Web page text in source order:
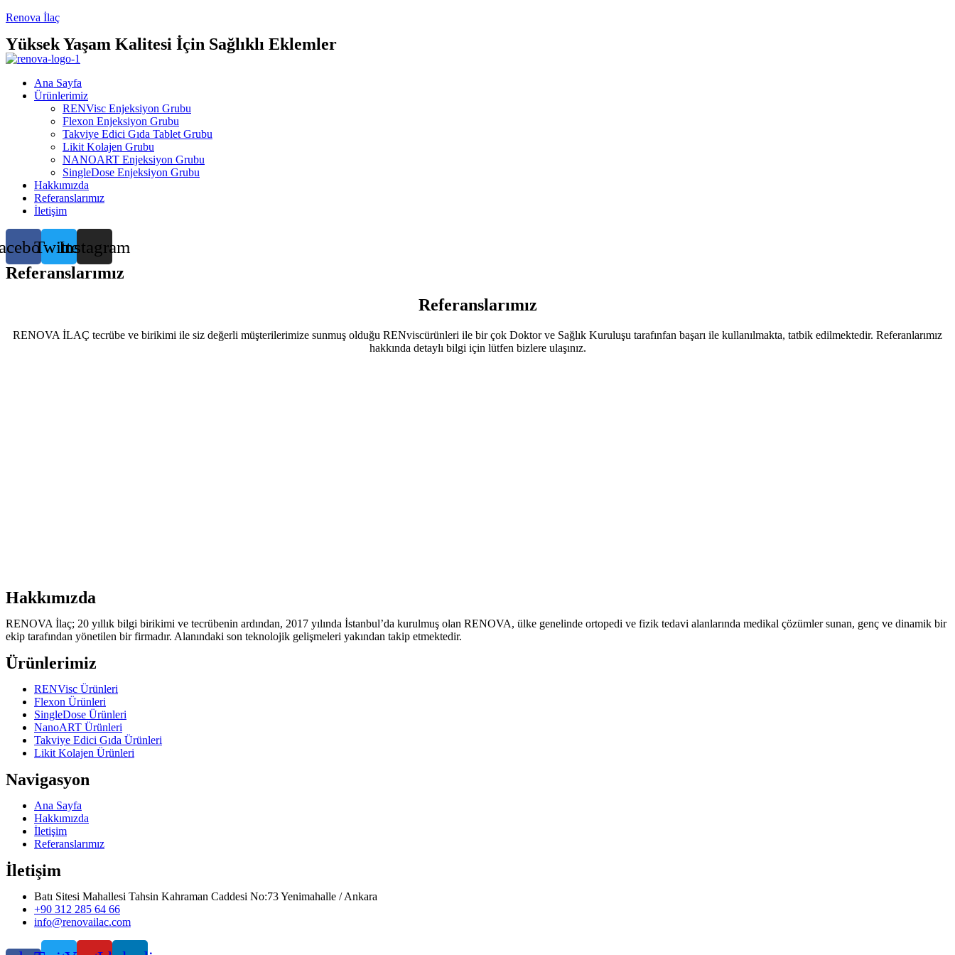
Renova İlaç
Yüksek Yaşam Kalitesi İçin Sağlıklı Eklemler
Ana Sayfa
Ürünlerimiz
RENVisc Enjeksiyon Grubu
Flexon Enjeksiyon Grubu
Takviye Edici Gıda Tablet Grubu
Likit Kolajen Grubu
NANOART Enjeksiyon Grubu
SingleDose Enjeksiyon Grubu
Hakkımızda
Referanslarımız
İletişim
TwitterInstagram
Referanslarımız
Referanslarımız
RENOVA İLAÇ tecrübe ve birikimi ile siz değerli müşterilerimize sunmuş olduğu RENviscürünleri ile bir çok Doktor ve Sağlık Kuruluşu tarafınfan başarı ile kullanılmakta, tatbik edilmektedir. Referanlarımız
hakkında detaylı bilgi için lütfen bizlere ulaşınız.
Hakkımızda
RENOVA İlaç; 20 yıllık bilgi birikimi ve tecrübenin ardından, 2017 yılında İstanbul’da kurulmuş olan RENOVA, ülke genelinde ortopedi ve fizik tedavi alanlarında medikal çözümler sunan, genç ve dinamik bir
ekip tarafından yönetilen bir firmadır. Alanındaki son teknolojik gelişmeleri yakından takip etmektedir.
Ürünlerimiz
RENVisc Ürünleri
Flexon Ürünleri
SingleDose Ürünleri
NanoART Ürünleri
Takviye Edici Gıda Ürünleri
Likit Kolajen Ürünleri
Navigasyon
Ana Sayfa
Hakkımızda
İletişim
Referanslarımız
İletişim
Batı Sitesi Mahallesi Tahsin Kahraman Caddesi No:73 Yenimahalle / Ankara
+90 312 285 64 66
info@renovailac.com